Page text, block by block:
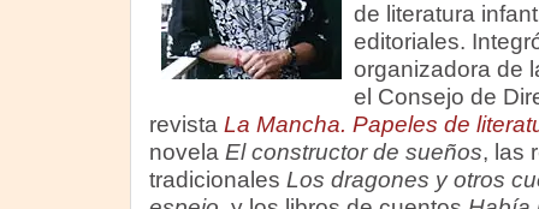
de literatura
editoriales.
organizadora de
el Consejo de
revista La Mancha. Papeles de
novela El constructor de sueños, las
tradicionales Los dragones y otros